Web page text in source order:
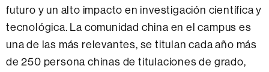
futuro y un alto impacto en investigación científica y
tecnológica. La comunidad china en el campus es
una de las más relevantes, se titulan cada año más
de 250 persona chinas de titulaciones de grado,